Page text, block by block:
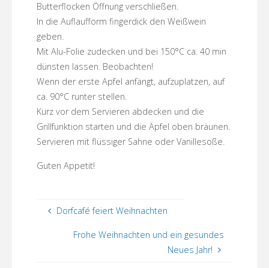
Butterflocken Öffnung verschließen.
In die Auflaufform fingerdick den Weißwein
geben.
Mit Alu-Folie zudecken und bei 150°C ca. 40 min
dünsten lassen. Beobachten!
Wenn der erste Apfel anfängt, aufzuplatzen, auf
ca. 90°C runter stellen.
Kurz vor dem Servieren abdecken und die
Grillfunktion starten und die Äpfel oben bräunen.
Servieren mit flüssiger Sahne oder Vanillesoße.
Guten Appetit!
Dorfcafé feiert Weihnachten
Frohe Weihnachten und ein gesundes
Neues Jahr!